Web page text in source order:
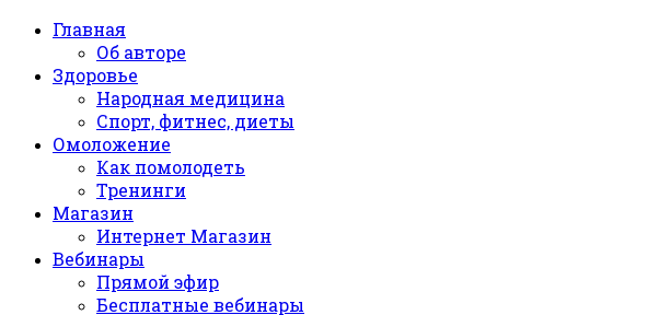
Главная
Об авторе
Здоровье
Народная медицина
Спорт, фитнес, диеты
Омоложение
Как помолодеть
Тренинги
Магазин
Интернет Магазин
Вебинары
Прямой эфир
Бесплатные вебинары